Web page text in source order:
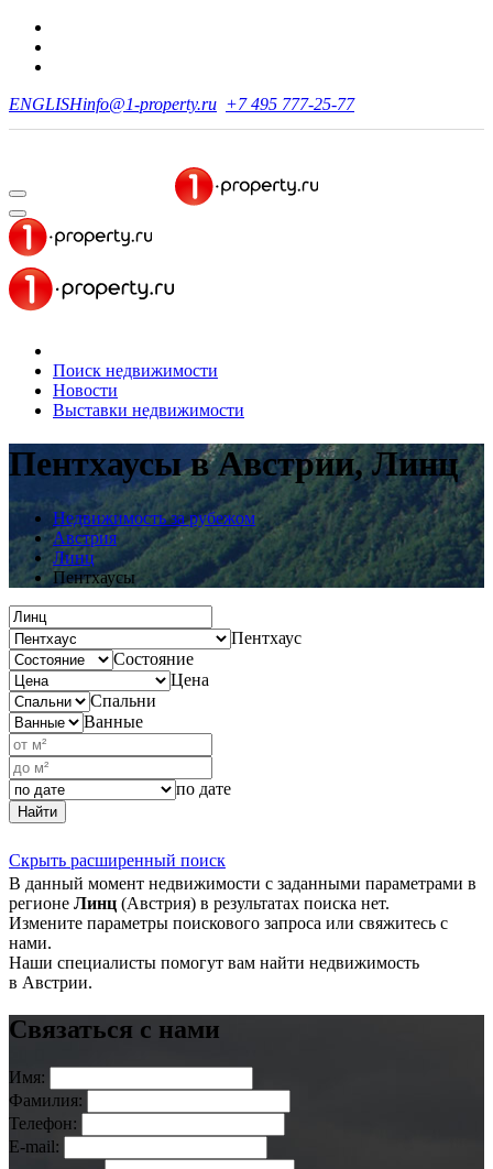
ENGLISHinfo@1-property.ru +7 495 777-25-77
Поиск недвижимости
Новости
Выставки недвижимости
Пентхаусы в Австрии, Линц
Недвижимость за рубежом
Австрия
Линц
Пентхаусы
Пентхаус
Состояние
Цена
Спальни
Ванные
по дате
Найти
Скрыть расширенный поиск
В данный момент недвижимости с заданными параметрами в
регионе Линц (Австрия) в результатах поиска нет.
Измените параметры поискового запроса или свяжитесь с
нами.
Наши специалисты помогут вам найти недвижимость
в Австрии.
Связаться с нами
Имя:
Фамилия:
Телефон:
E-mail: